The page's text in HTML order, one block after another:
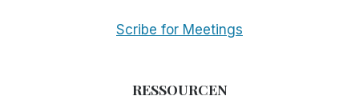
Scribe for Meetings
RESSOURCEN